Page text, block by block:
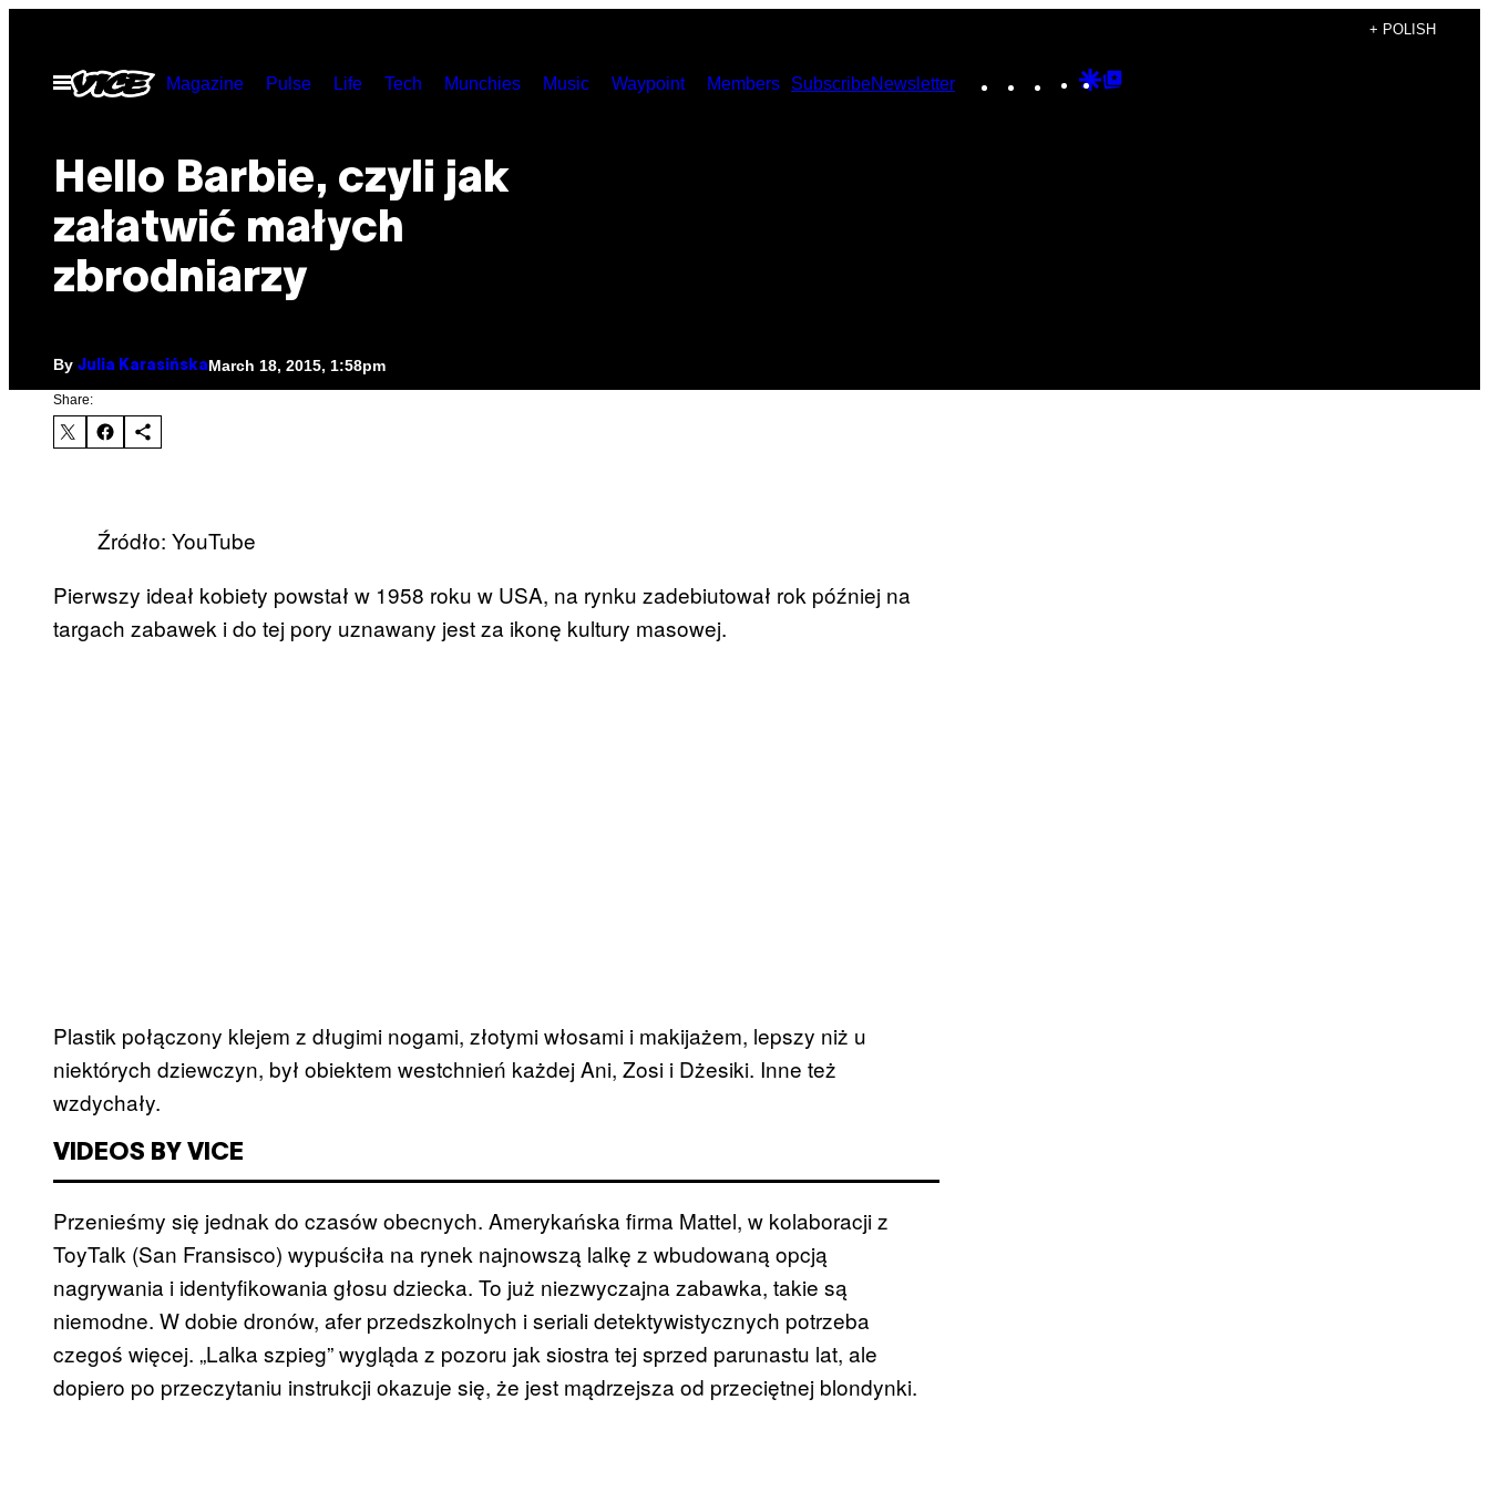
content
+ POLISH
Open
Menu
Magazine Pulse Life Tech Munchies Music Waypoint Members SubscribeNewsletter Instagram
TikTokYouTube
Google
​Hello Barbie, czyli jak
załatwić małych
zbrodniarzy
By Julia KarasińskaMarch 18, 2015, 1:58pm
Share:
Źródło: YouTube
Pierwszy ideał kobiety powstał w 1958 roku w USA, na rynku zadebiutował rok później na
targach zabawek i do tej pory uznawany jest za ikonę kultury masowej.
Plastik połączony klejem z długimi nogami, złotymi włosami i makijażem, lepszy niż u
niektórych dziewczyn, był obiektem westchnień każdej Ani, Zosi i Dżesiki. Inne też
wzdychały.
VIDEOS BY VICE
Przenieśmy się jednak do czasów obecnych. Amerykańska firma Mattel, w kolaboracji z
ToyTalk (San Fransisco) wypuściła na rynek najnowszą lalkę z wbudowaną opcją
nagrywania i identyfikowania głosu dziecka. To już niezwyczajna zabawka, takie są
niemodne. W dobie dronów, afer przedszkolnych i seriali detektywistycznych potrzeba
czegoś więcej. „Lalka szpieg” wygląda z pozoru jak siostra tej sprzed parunastu lat, ale
dopiero po przeczytaniu instrukcji okazuje się, że jest mądrzejsza od przeciętnej blondynki.